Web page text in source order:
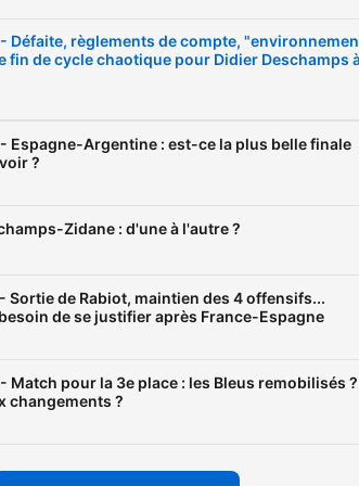
- Défaite, règlements de compte,
fin de cycle chaotique pour Didier Deschamps
- Espagne-Argentine : est-ce la plus belle finale
?
Zidane : d'une à l'autre ?
- Sortie de Rabiot, maintien des 4 offensifs...
de se justifier après France-Espagne
- Match pour la 3e place : les Bleus remobilisés ?
changements ?